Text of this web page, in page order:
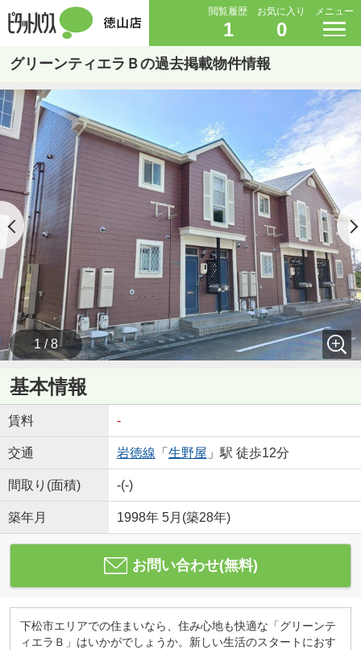
閲覧履歴
1
お気に入り
0
メニュー
グリーンティエラＢの過去掲載物件情報
1 / 8
基本情報
賃料 -
交通 岩徳線 「 生野屋 」駅 徒歩12分
間取り(面積) -(-)
築年月 1998年 5月(築28年)
お問い合わせ(無料)
下松市エリアでの住まいなら、住み心地も快適な「グリーンテ
ィエラＢ」はいかがでしょうか。新しい生活のスタートにおす